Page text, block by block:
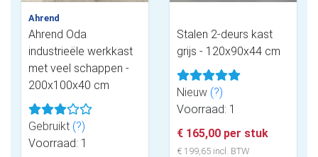
Ahrend
Ahrend Oda
industrieële werkkast
met veel schappen -
200x100x40 cm
Gebruikt (?)
Voorraad: 1
Stalen 2-deurs kast
grijs - 120x90x44 cm
Nieuw (?)
Voorraad: 1
€ 165,00 per stuk
€ 199,65 incl. BTW